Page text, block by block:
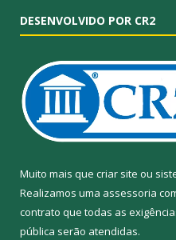
DESENVOLVIDO POR CR2
Muito mais que criar site ou
Realizamos uma assessoria
contrato que todas as
pública serão atendidas.